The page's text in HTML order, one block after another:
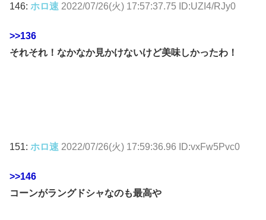
146: ホロ速 2022/07/26(火) 17:57:37.75 ID:UZI4/RJy0
>>136
それそれ！なかなか見かけないけど美味しかったわ！
151: ホロ速 2022/07/26(火) 17:59:36.96 ID:vxFw5Pvc0
>>146
コーンがラングドシャなのも最高や